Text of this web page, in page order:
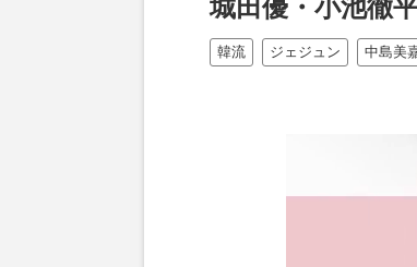
城田優・小池徹平
韓流 ジェジュン 中島美